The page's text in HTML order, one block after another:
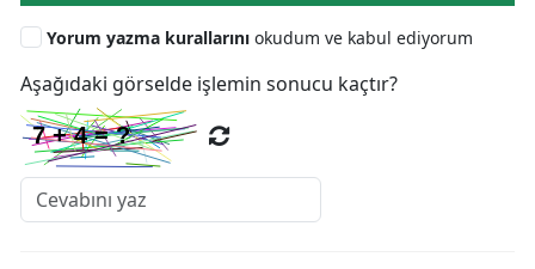
Yorum yazma kurallarını okudum ve kabul ediyorum
Aşağıdaki görselde işlemin sonucu kaçtır?